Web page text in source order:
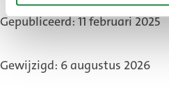
Gepubliceerd: 11 februari 2025
Gewijzigd: 6 augustus 2026